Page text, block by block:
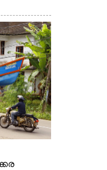
സംഘം
മണ്ണും